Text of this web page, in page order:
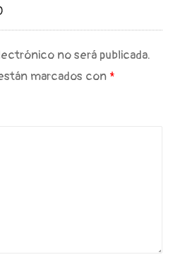
no será publicada.
marcados con *